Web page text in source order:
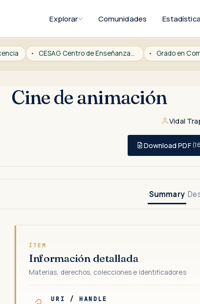
Explorar Comunidades
CESAG Centro de Enseñanza Superior Alberta Giménez
Cine de animación
Vidal
Download PDF
Summary
ÍTEM
Información detallada
Materias, derechos, colecciones e identificadores
URI / HANDLE